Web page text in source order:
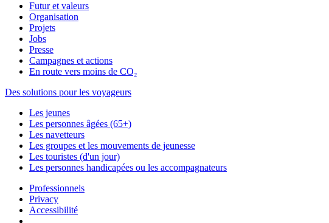
Futur et valeurs
Organisation
Projets
Jobs
Presse
Campagnes et actions
En route vers moins de CO₂
Des solutions pour les voyageurs
Les jeunes
Les personnes âgées (65+)
Les navetteurs
Les groupes et les mouvements de jeunesse
Les touristes (d'un jour)
Les personnes handicapées ou les accompagnateurs
Professionnels
Privacy
Accessibilité